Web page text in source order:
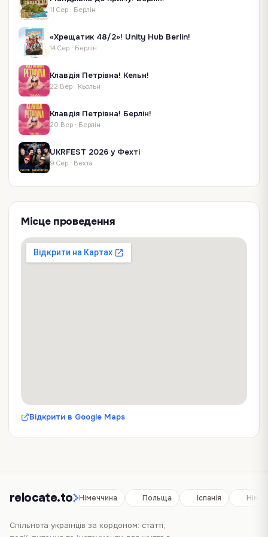
11 Сер · Берлін
«Хрещатик 48/2»! Unity Hub Berlin!
14 Сер · Берлін
Клавдія Петрівна! Кельн!
22 Вер · Кьольн
Клавдія Петрівна! Берлін!
20 Вер · Берлін
UKRFEST 2026 у Фехті
9 Сер · Вехта
Місце проведення
Відкрити в Google Maps
relocate.to
Іспанія Німеччина Польща Іспанія
Спільнота українців за кордоном: статті,